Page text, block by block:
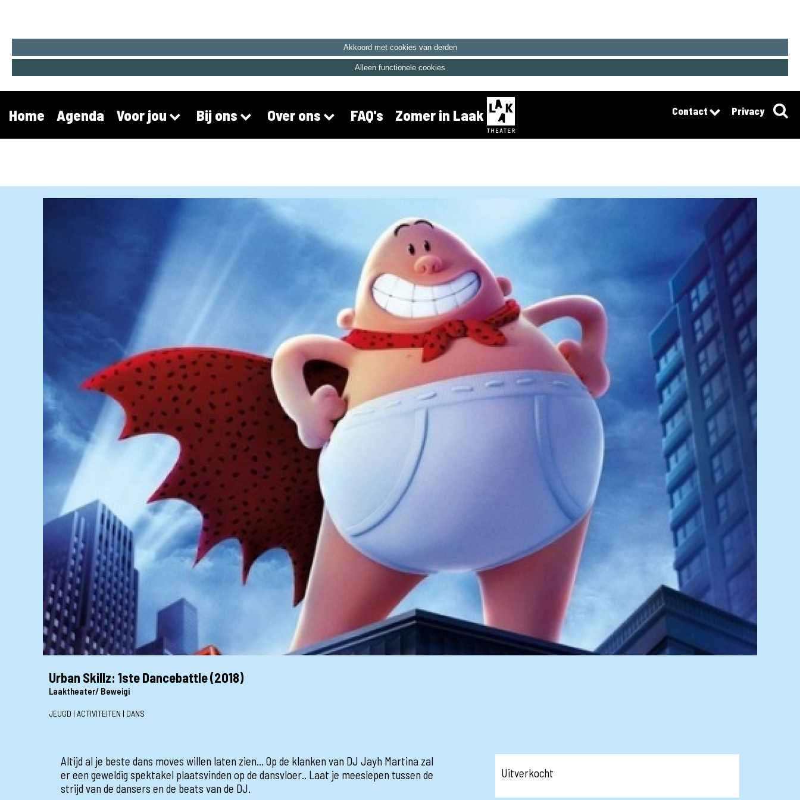
Akkoord met cookies van derden
Alleen functionele cookies
Home Agenda Voor jou Bij ons Over ons FAQ's Zomer in Laak Contact Privacy
Urban Skillz: 1ste Dancebattle (2018)
Laaktheater/ Beweigi
JEUGD | ACTIVITEITEN | DANS
Altijd al je beste dans moves willen laten zien... Op de klanken van DJ Jayh Martina zal
er een geweldig spektakel plaatsvinden op de dansvloer.. Laat je meeslepen tussen de
strijd van de dansers en de beats van de DJ.
Uitverkocht